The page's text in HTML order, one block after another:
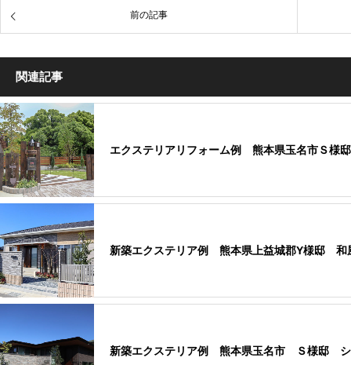
前の記事
関連記事
エクステリアリフォーム例 熊本県玉名市Ｓ
新築エクステリア例 熊本県上益城郡Y様邸
新築エクステリア例 熊本県玉名市 Ｓ様邸